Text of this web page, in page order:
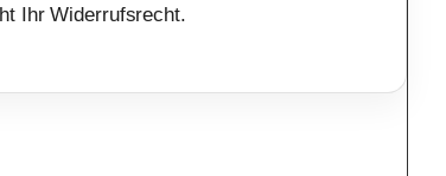
Ihr Widerrufsrecht.